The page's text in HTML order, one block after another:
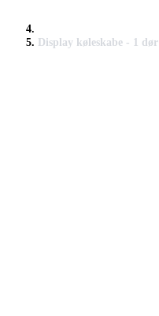
Display køleskabe - 1 dør